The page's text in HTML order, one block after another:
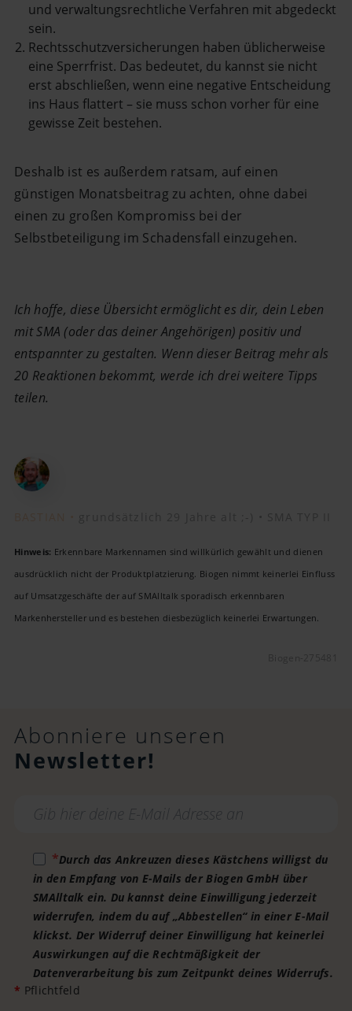
und verwaltungsrechtliche Verfahren mit abgedeckt
sein.
Rechtsschutzversicherungen haben üblicherweise
eine Sperrfrist. Das bedeutet, du kannst sie nicht
erst abschließen, wenn eine negative Entscheidung
ins Haus flattert – sie muss schon vorher für eine
gewisse Zeit bestehen.
Deshalb ist es außerdem ratsam, auf einen
günstigen Monatsbeitrag zu achten, ohne dabei
einen zu großen Kompromiss bei der
Selbstbeteiligung im Schadensfall einzugehen.
Ich hoffe, diese Übersicht ermöglicht es dir, dein Leben
mit SMA (oder das deiner Angehörigen) positiv und
entspannter zu gestalten. Wenn dieser Beitrag mehr als
20 Reaktionen bekommt, werde ich drei weitere Tipps
teilen.
Hinweis: Erkennbare Markennamen sind willkürlich gewählt und dienen
ausdrücklich nicht der Produktplatzierung. Biogen nimmt keinerlei Einfluss
auf Umsatzgeschäfte der auf SMAlltalk sporadisch erkennbaren
Markenhersteller und es bestehen diesbezüglich keinerlei Erwartungen.
Abonniere unseren
Newsletter!
Durch das Ankreuzen dieses Kästchens willigst du
in den Empfang von E-Mails der Biogen GmbH über
SMAlltalk ein. Du kannst deine Einwilligung jederzeit
widerrufen, indem du auf „Abbestellen“ in einer E-Mail
klickst. Der Widerruf deiner Einwilligung hat keinerlei
Auswirkungen auf die Rechtmäßigkeit der
Datenverarbeitung bis zum Zeitpunkt deines Widerrufs.
* Pflichtfeld